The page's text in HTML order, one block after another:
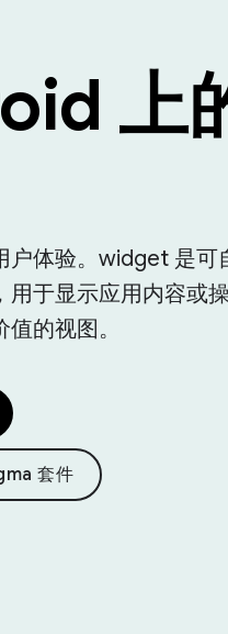
上
户体验。widget 是可
用于显示应用内容或
的视图。
套件